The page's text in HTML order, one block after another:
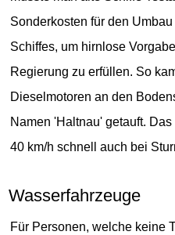
Sonderkosten für den
Schiffes, um hirnlose
Regierung zu erfüllen. So
Dieselmotoren an den
Namen 'Haltnau' getauft.
40 km/h schnell auch bei
Wasserfahrzeuge
Für Personen, welche keine